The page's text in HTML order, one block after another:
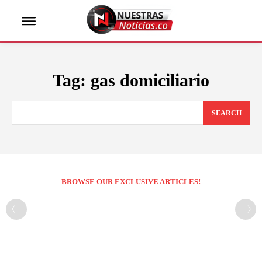
Tag: gas domiciliario
SEARCH
BROWSE OUR EXCLUSIVE ARTICLES!